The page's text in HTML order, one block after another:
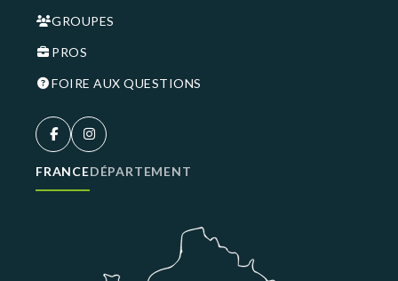
GROUPES
PROS
FOIRE AUX QUESTIONS
FRANCEDÉPARTEMENT